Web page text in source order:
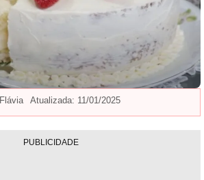
Flávia Atualizada: 11/01/2025
PUBLICIDADE